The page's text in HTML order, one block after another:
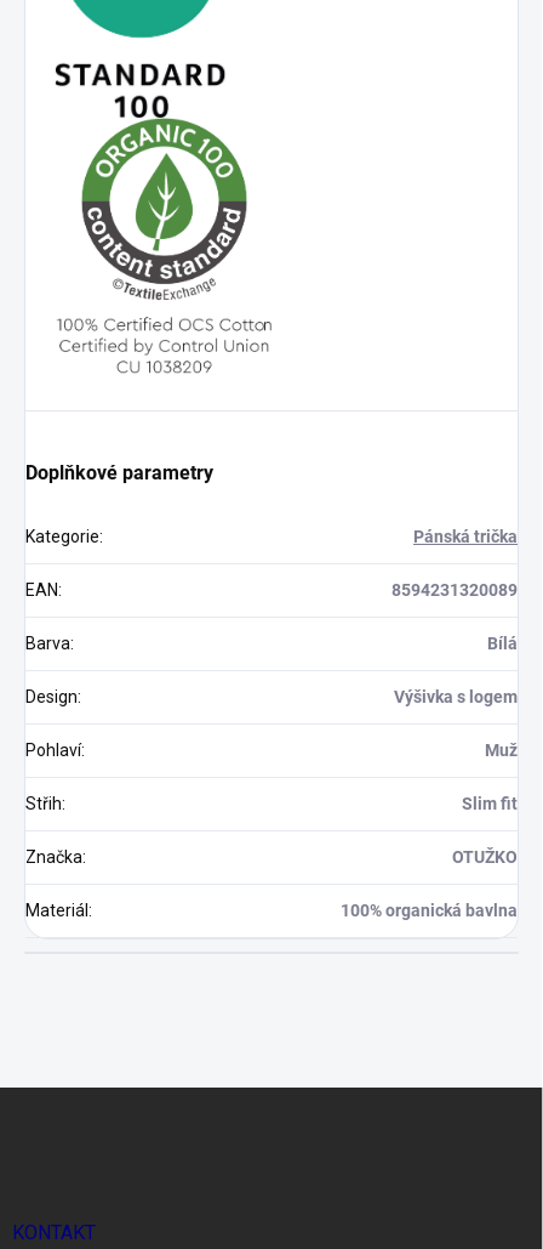
Doplňkové parametry
Kategorie: Pánská trička
EAN: 8594231320089
Barva: Bílá
Design: Výšivka s logem
Pohlaví: Muž
Střih: Slim fit
Značka: OTUŽKO
Materiál : 100% organická bavlna
KONTAKT